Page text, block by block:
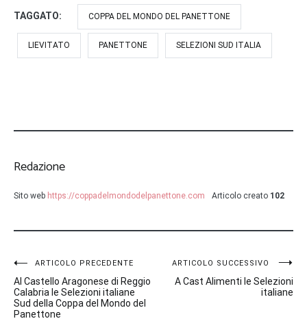
TAGGATO: COPPA DEL MONDO DEL PANETTONE
LIEVITATO PANETTONE SELEZIONI SUD ITALIA
Redazione
Sito web https://coppadelmondodelpanettone.com Articolo creato 102
Navigazione
articoli
ARTICOLO PRECEDENTE
Al Castello Aragonese di Reggio
Calabria le Selezioni italiane
Sud della Coppa del Mondo del
Panettone
ARTICOLO SUCCESSIVO
A Cast Alimenti le Selezioni
italiane